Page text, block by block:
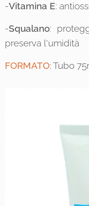
-Vitamina E:
-Squalano:
preserva l'umidità
FORMATO: Tubo